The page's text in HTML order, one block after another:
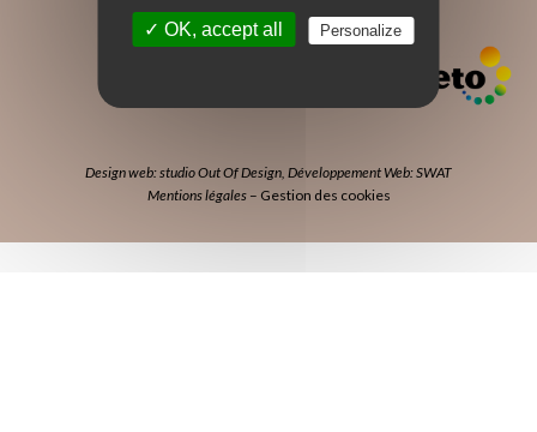
Design web: studio Out Of Design, Développement Web: SWAT
Mentions légales– Gestion des cookies
✓ OK, accept all Personalize